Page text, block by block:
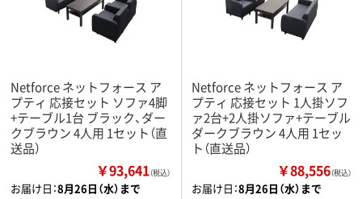
Netforce ネットフォース ア
プティ 応接セット ソファ4脚
+テーブル1台 ブラック、ダー
クブラウン 4人用 1セット（直
送品）
￥93,641（税込）
お届け日：8月26日（水）まで
Netforce ネットフォース ア
プティ 応接セット 1人掛ソフ
ァ2台+2人掛ソファ+テーブル
ダークブラウン 4人用 1セッ
ト（直送品）
￥88,556（税込）
お届け日：8月26日（水）まで